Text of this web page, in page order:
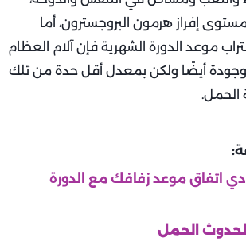
إفراز هرمون البروجسترون، أما
موعد الدورة الشهرية فإن آلام العظام
أيضًا ولكن بمعدل أقل حدة من تلك
الحمل.
اتفاق موعد زفافك مع الدورة